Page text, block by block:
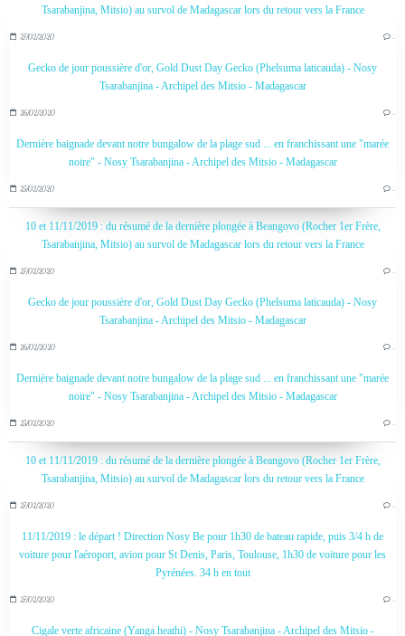
Tsarabanjina, Mitsio) au survol de Madagascar lors du retour vers la France
27/02/2020 …
Gecko de jour poussière d'or, Gold Dust Day Gecko (Phelsuma laticauda) - Nosy
Tsarabanjina - Archipel des Mitsio - Madagascar
26/02/2020 …
Dernière baignade devant notre bungalow de la plage sud ... en franchissant une "marée
noire" - Nosy Tsarabanjina - Archipel des Mitsio - Madagascar
25/02/2020 …
10 et 11/11/2019 : du résumé de la dernière plongée à Beangovo (Rocher 1er Frère,
Tsarabanjina, Mitsio) au survol de Madagascar lors du retour vers la France
27/02/2020 …
Gecko de jour poussière d'or, Gold Dust Day Gecko (Phelsuma laticauda) - Nosy
Tsarabanjina - Archipel des Mitsio - Madagascar
26/02/2020 …
Dernière baignade devant notre bungalow de la plage sud ... en franchissant une "marée
noire" - Nosy Tsarabanjina - Archipel des Mitsio - Madagascar
25/02/2020 …
10 et 11/11/2019 : du résumé de la dernière plongée à Beangovo (Rocher 1er Frère,
Tsarabanjina, Mitsio) au survol de Madagascar lors du retour vers la France
27/02/2020 …
11/11/2019 : le départ ! Direction Nosy Be pour 1h30 de bateau rapide, puis 3/4 h de
voiture pour l'aéroport, avion pour St Denis, Paris, Toulouse, 1h30 de voiture pour les
Pyrénées. 34 h en tout
27/02/2020 …
Cigale verte africaine (Yanga heathi) - Nosy Tsarabanjina - Archipel des Mitsio -